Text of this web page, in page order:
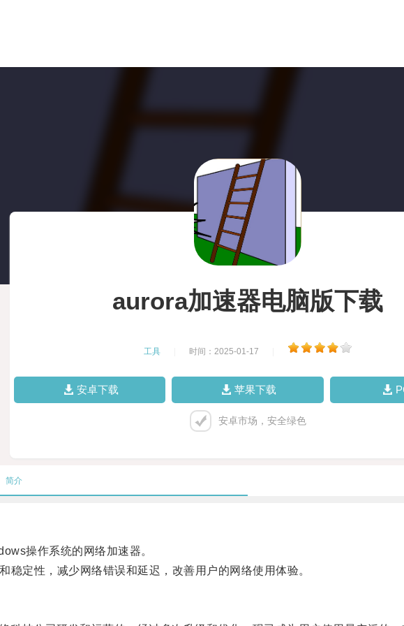
aurora加速器电脑版下载
工具 时间：2025-01-17
安卓下载 苹果下载
安卓市场，安全绿色
简介
操作系统的网络加速器。
定性，减少网络错误和延迟，改善用户的网络使用体验。